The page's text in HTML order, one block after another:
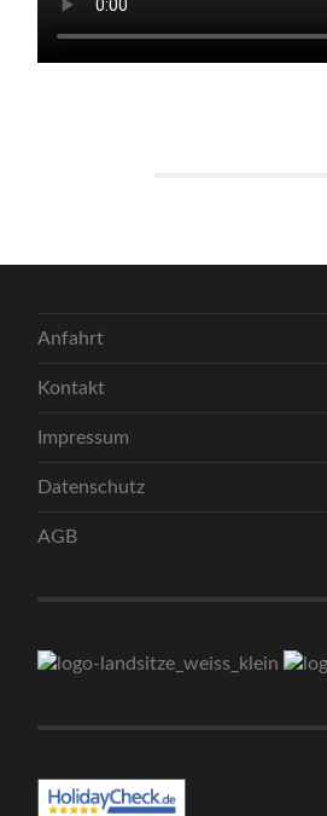
Anfahrt
Kontakt
Impressum
Datenschutz
AGB